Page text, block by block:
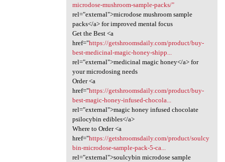
microdose-mushroom-sample-packs/"
rel="external">microdose mushroom sample
packs</a> for improved mental focus
Get the Best <a
href="https://getshroomsdaily.com/product/buy-
best-medicinal-magic-honey-shipp...
rel="external">medicinal magic honey</a> for
your microdosing needs
Order <a
href="https://getshroomsdaily.com/product/buy-
best-magic-honey-infused-chocola...
rel="external">magic honey infused chocolate
psilocybin edibles</a>
Where to Order <a
href="https://getshroomsdaily.com/product/soulcy
bin-microdose-sample-pack-5-ca...
rel="external">soulcybin microdose sample